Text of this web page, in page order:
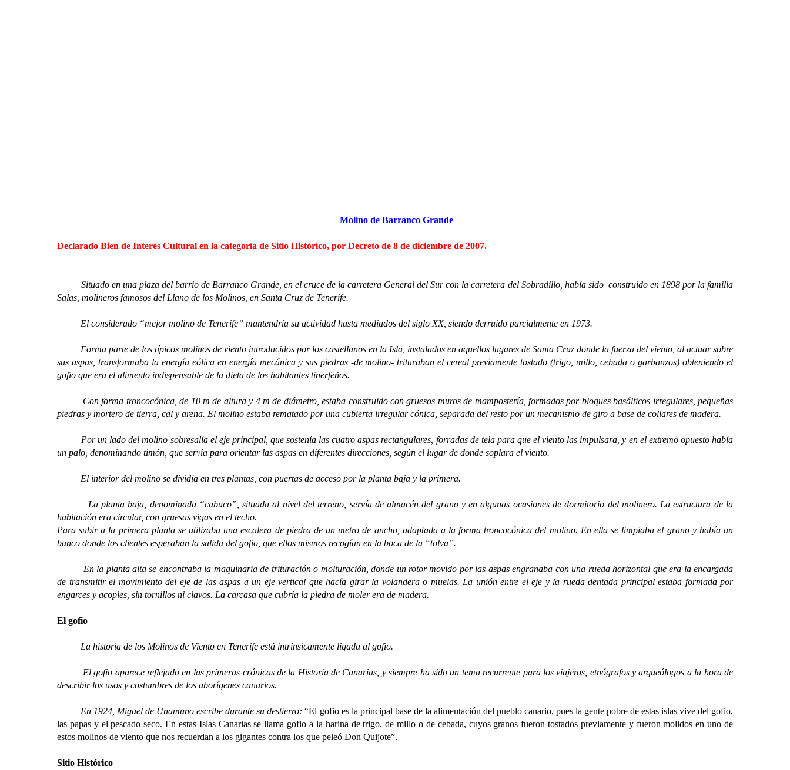
Molino de Barranco Grande
Declarado Bien de Interés Cultural en la categoría de Sitio Histórico, por Decreto de 8 de diciembre de 2007.
Situado en una plaza del barrio de Barranco Grande, en el cruce de la carretera General del Sur con la carretera del Sobradillo, había sido construido en 1898 por la familia
Salas, molineros famosos del Llano de los Molinos, en Santa Cruz de Tenerife.
El considerado “mejor molino de Tenerife” mantendría su actividad hasta mediados del siglo XX, siendo derruido parcialmente en 1973.
Forma parte de los típicos molinos de viento introducidos por los castellanos en la Isla, instalados en aquellos lugares de Santa Cruz donde la fuerza del viento, al actuar sobre
sus aspas, transformaba la energía eólica en energía mecánica y sus piedras -de molino- trituraban el cereal previamente tostado (trigo, millo, cebada o garbanzos) obteniendo el
gofio que era el alimento indispensable de la dieta de los habitantes tinerfeños.
Con forma troncocónica, de 10 m de altura y 4 m de diámetro, estaba construido con gruesos muros de mampostería, formados por bloques basálticos irregulares, pequeñas
piedras y mortero de tierra, cal y arena. El molino estaba rematado por una cubierta irregular cónica, separada del resto por un mecanismo de giro a base de collares de madera.
Por un lado del molino sobresalía el eje principal, que sostenía las cuatro aspas rectangulares, forradas de tela para que el viento las impulsara, y en el extremo opuesto había
un palo, denominando timón, que servía para orientar las aspas en diferentes direcciones, según el lugar de donde soplara el viento.
El interior del molino se dividía en tres plantas, con puertas de acceso por la planta baja y la primera.
La planta baja, denominada “cabuco”, situada al nivel del terreno, servía de almacén del grano y en algunas ocasiones de dormitorio del molinero. La estructura de la
habitación era circular, con gruesas vigas en el techo.
Para subir a la primera planta se utilizaba una escalera de piedra de un metro de ancho, adaptada a la forma troncocónica del molino. En ella se limpiaba el grano y había un
banco donde los clientes esperaban la salida del gofio, que ellos mismos recogían en la boca de la “tolva”.
En la planta alta se encontraba la maquinaria de trituración o molturación, donde un rotor movido por las aspas engranaba con una rueda horizontal que era la encargada
de transmitir el movimiento del eje de las aspas a un eje vertical que hacía girar la volandera o muelas. La unión entre el eje y la rueda dentada principal estaba formada por
engarces y acoples, sin tornillos ni clavos. La carcasa que cubría la piedra de moler era de madera.
El gofio
La historia de los Molinos de Viento en Tenerife está intrínsicamente ligada al gofio.
El gofio aparece reflejado en las primeras crónicas de la Historia de Canarias, y siempre ha sido un tema recurrente para los viajeros, etnógrafos y arqueólogos a la hora de
describir los usos y costumbres de los aborígenes canarios.
En 1924, Miguel de Unamuno escribe durante su destierro:“El gofio es la principal base de la alimentación del pueblo canario, pues la gente pobre de estas islas vive del gofio,
las papas y el pescado seco. En estas Islas Canarias se llama gofio a la harina de trigo, de millo o de cebada, cuyos granos fueron tostados previamente y fueron molidos en uno de
estos molinos de viento que nos recuerdan a los gigantes contra los que peleó Don Quijote”.
Sitio Histórico